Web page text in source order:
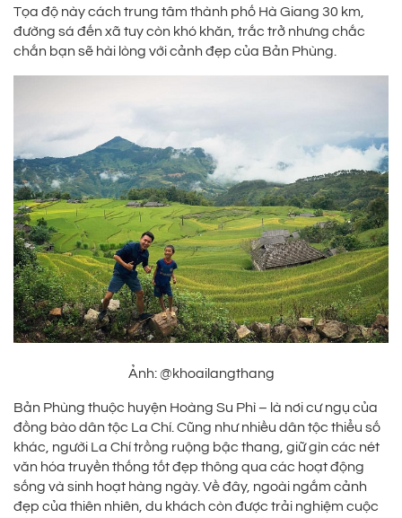
Tọa độ này cách trung tâm thành phố Hà Giang 30 km,
đường sá đến xã tuy còn khó khăn, trắc trở nhưng chắc
chắn bạn sẽ hài lòng với cảnh đẹp của Bản Phùng.
Ảnh: @khoailangthang
Bản Phùng thuộc huyện Hoàng Su Phì – là nơi cư ngụ của
đồng bào dân tộc La Chí. Cũng như nhiều dân tộc thiểu số
khác, người La Chí trồng ruộng bậc thang, giữ gìn các nét
văn hóa truyền thống tốt đẹp thông qua các hoạt động
sống và sinh hoạt hàng ngày. Về đây, ngoài ngắm cảnh
đẹp của thiên nhiên, du khách còn được trải nghiệm cuộc